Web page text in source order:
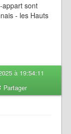
appart sont
- les Hauts
à 19:54:11
Partager